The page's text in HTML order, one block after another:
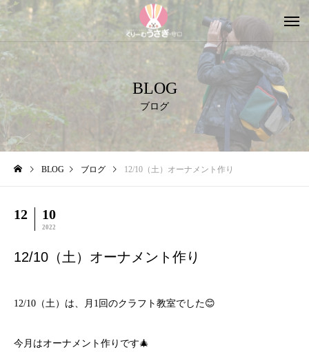
BLOG
ブログ
BLOG ブログ 12/10（土）オーナメント作り
12 10
2022
12/10（土）オーナメント作り
12/10（土）は、月1回のクラフト教室でした😊
今月はオーナメント作りです🎄